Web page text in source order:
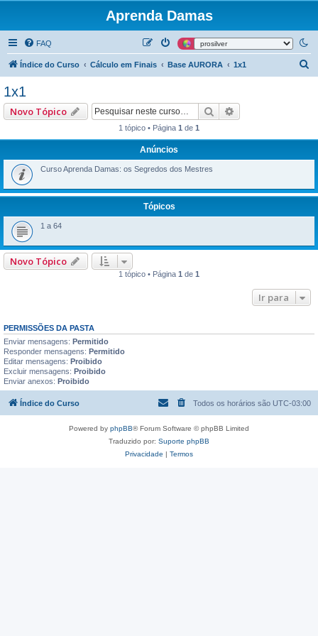
Aprenda Damas
FAQ
Índice do Curso Cálculo em Finais Base AURORA 1x1
r
1x1
Novo Tópico Pesquisar
1 tópico • Página 1 de 1
Anúncios
Curso Aprenda Damas: os Segredos dos Mestres
Tópicos
1 a 64
Novo Tópico
1 tópico • Página 1 de 1
Ir para
PERMISSÕES DA PASTA
Enviar mensagens: Permitido
Responder mensagens: Permitido
Editar mensagens: Proibido
Excluir mensagens: Proibido
Enviar anexos: Proibido
Índice do Curso Todos os horários são UTC-03:00
Powered by phpBB® Forum Software © phpBB Limited
Traduzido por: Suporte phpBB
Privacidade | Termos